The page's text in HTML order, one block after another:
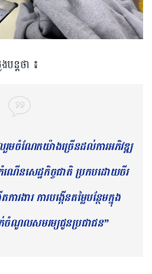
បន្តថា​ ៖
ម​ចំណែក​យ៉ាងច្រើន​ដល់​ការអភិវឌ្ឍ
ើន​សេដ្ឋកិច្ច​ជាតិ ប្រកប​ដោយ​ចីរ
រងារ ការបង្កើន​តម្លៃបន្ថែម​ក្នុង​
ាក់ចំណូល​សមរម្យ​ជូន​ប្រជាជន​”